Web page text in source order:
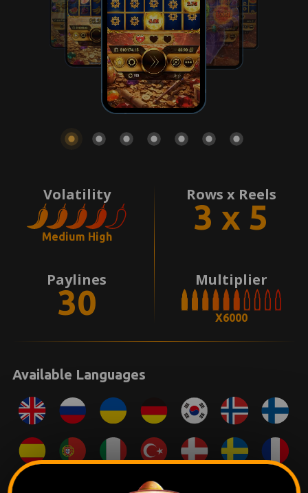
Volatility
Medium High
Rows x Reels
3 x 5
Paylines
30
Multiplier
X6000
Available Languages